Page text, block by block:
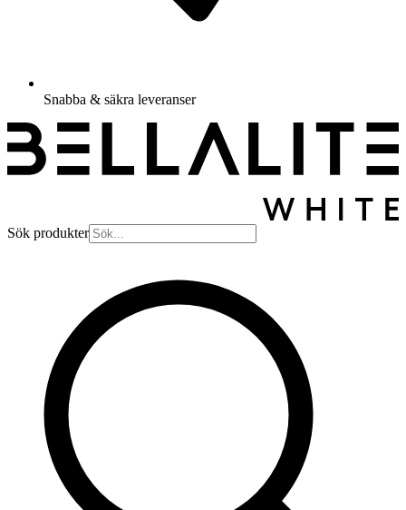
Snabba & säkra leveranser
Sök produkter